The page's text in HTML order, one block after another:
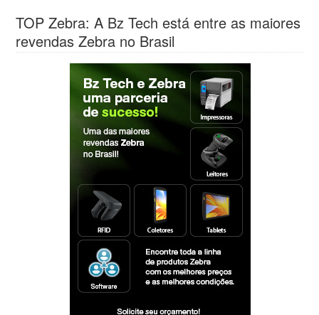
TOP Zebra: A Bz Tech está entre as maiores
revendas Zebra no Brasil